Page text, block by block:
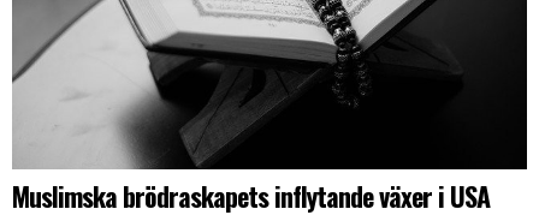
Muslimska brödraskapets inflytande växer i USA